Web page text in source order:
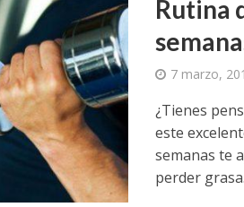
Rutina
7 marzo,
¿Tienes
este
semanas te
perder grasa.